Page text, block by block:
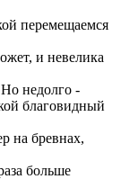
перемещаемся
и невелика
недолго -
благовидный
на бревнах,
больше